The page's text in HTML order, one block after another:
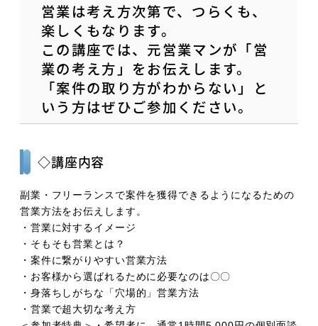
営業は考え方次第で、つらくも、
楽しくもなります。
この講座では、元営業マンが「営
業の考え方」をお伝えします。
「案件の取り方がわからない」と
いう方はぜひご参加ください。
◇講座内容
副業・フリーランスで案件を獲得できるようになるための
営業方法をお伝えします。
・営業に対するイメージ
・そもそも営業とは？
・案件に繋がりやすい営業方法
・お客様から選ばれるために必要なのは〇〇
・身落ちしがちな「穴場的」営業方法
・営業で超大切な考え方